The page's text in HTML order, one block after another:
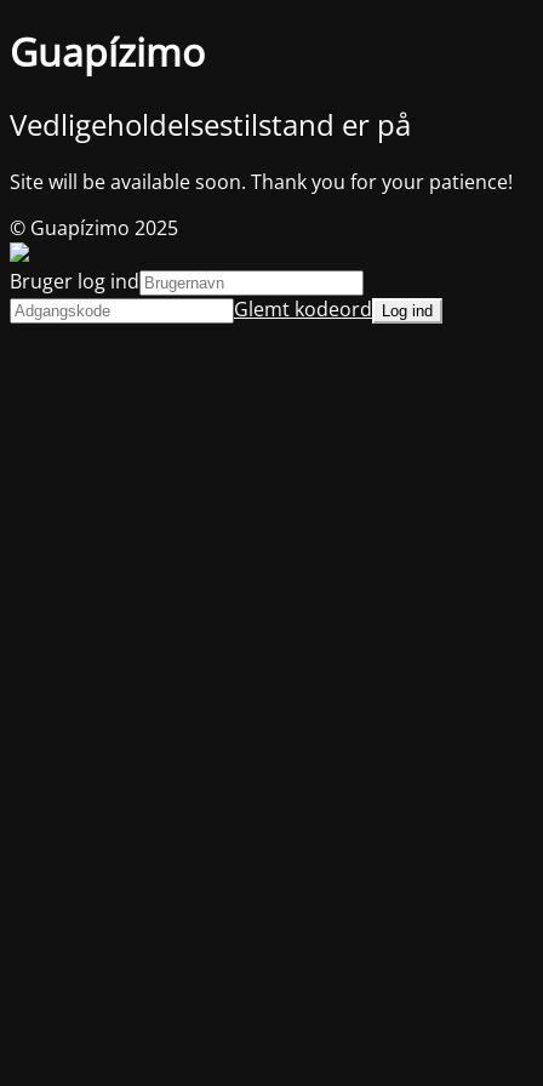
Guapízimo
Vedligeholdelsestilstand er på
Site will be available soon. Thank you for your patience!
© Guapízimo 2025
Bruger log ind
Glemt kodeord